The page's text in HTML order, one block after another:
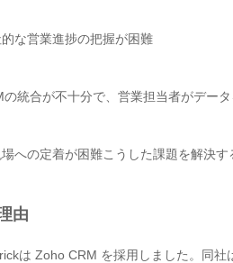
な営業進捗の把握が困難
統合が不十分で、営業担当者がデー
への定着が困難こうした課題を解決
由
は Zoho CRM を採用しました。同社